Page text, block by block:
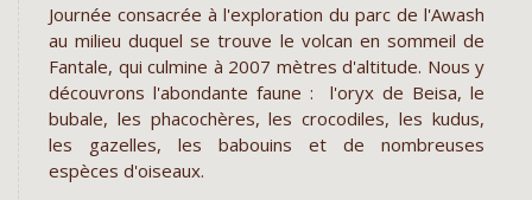
Journée consacrée à l'exploration du parc de l'Awash
au milieu duquel se trouve le volcan en sommeil de
Fantale, qui culmine à 2007 mètres d'altitude. Nous y
découvrons l'abondante faune : l'oryx de Beisa, le
bubale, les phacochères, les crocodiles, les kudus,
les gazelles, les babouins et de nombreuses
espèces d'oiseaux.